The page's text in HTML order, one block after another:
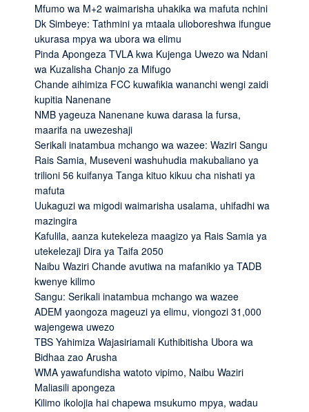
Mfumo wa M+2 waimarisha uhakika wa mafuta nchini
Dk Simbeye: Tathmini ya mtaala ulioboreshwa ifungue
ukurasa mpya wa ubora wa elimu
Pinda Apongeza TVLA kwa Kujenga Uwezo wa Ndani
wa Kuzalisha Chanjo za Mifugo
Chande aihimiza FCC kuwafikia wananchi wengi zaidi
kupitia Nanenane
NMB yageuza Nanenane kuwa darasa la fursa,
maarifa na uwezeshaji
Serikali inatambua mchango wa wazee: Waziri Sangu
Rais Samia, Museveni washuhudia makubaliano ya
trilioni 56 kuifanya Tanga kituo kikuu cha nishati ya
mafuta
Uukaguzi wa migodi waimarisha usalama, uhifadhi wa
mazingira
Kafulila, aanza kutekeleza maagizo ya Rais Samia ya
utekelezaji Dira ya Taifa 2050
Naibu Waziri Chande avutiwa na mafanikio ya TADB
kwenye kilimo
Sangu: Serikali inatambua mchango wa wazee
ADEM yaongoza mageuzi ya elimu, viongozi 31,000
wajengewa uwezo
TBS Yahimiza Wajasiriamali Kuthibitisha Ubora wa
Bidhaa zao Arusha
WMA yawafundisha watoto vipimo, Naibu Waziri
Maliasili apongeza
Kilimo ikolojia hai chapewa msukumo mpya, wadau